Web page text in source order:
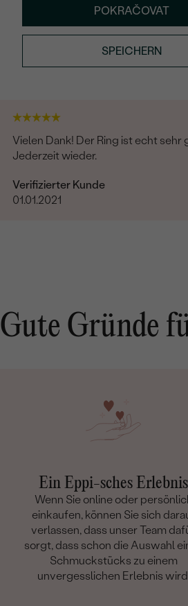
POKRAČOVAT
SPEICHERN
Vielen Dank! Der Ring ist echt sehr
Jederzeit wieder.
Verifizierter Kunde
01.01.2021
Gute Gründe
Ein Eppi-sches Erlebnis
Wenn Sie online oder
einkaufen, können Sie sich
verlassen, dass unser Team
sorgt, dass schon die Auswahl
Schmuckstücks zu einem
unvergesslichen Erlebnis